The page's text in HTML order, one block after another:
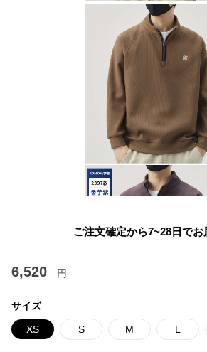
ご注文確定から7~28日でお
6,520 円
サイズ
XS S M L